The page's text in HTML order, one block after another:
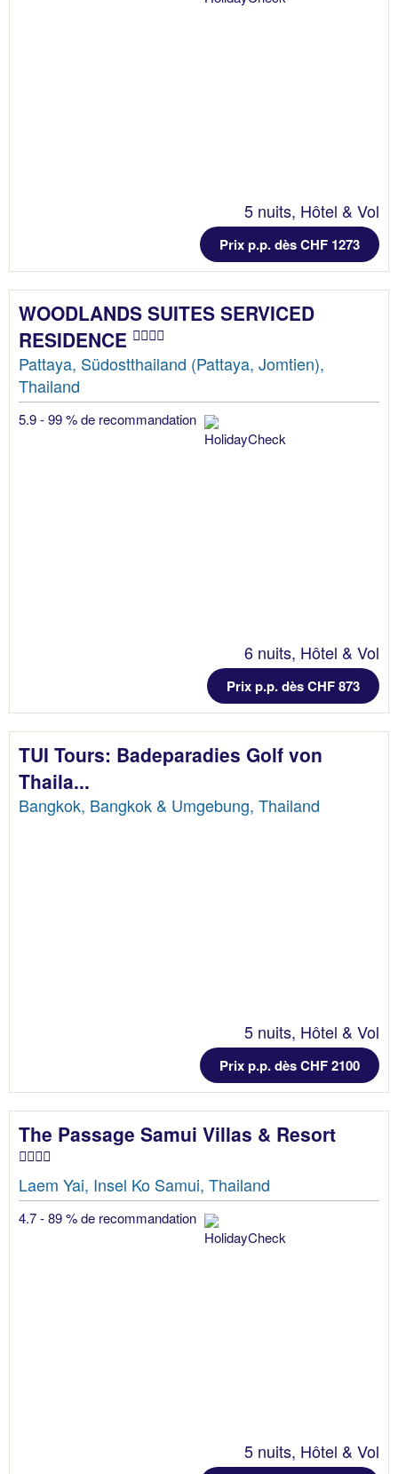
5 nuits, Hôtel & Vol
Prix p.p. dès CHF 1273
WOODLANDS SUITES SERVICED
RESIDENCE
Pattaya, Südostthailand (Pattaya, Jomtien),
Thailand
5.9 - 99 % de recommandation
6 nuits, Hôtel & Vol
Prix p.p. dès CHF 873
TUI Tours: Badeparadies Golf von
Thaila...
Bangkok, Bangkok & Umgebung, Thailand
5 nuits, Hôtel & Vol
Prix p.p. dès CHF 2100
The Passage Samui Villas & Resort
Laem Yai, Insel Ko Samui, Thailand
4.7 - 89 % de recommandation
5 nuits, Hôtel & Vol